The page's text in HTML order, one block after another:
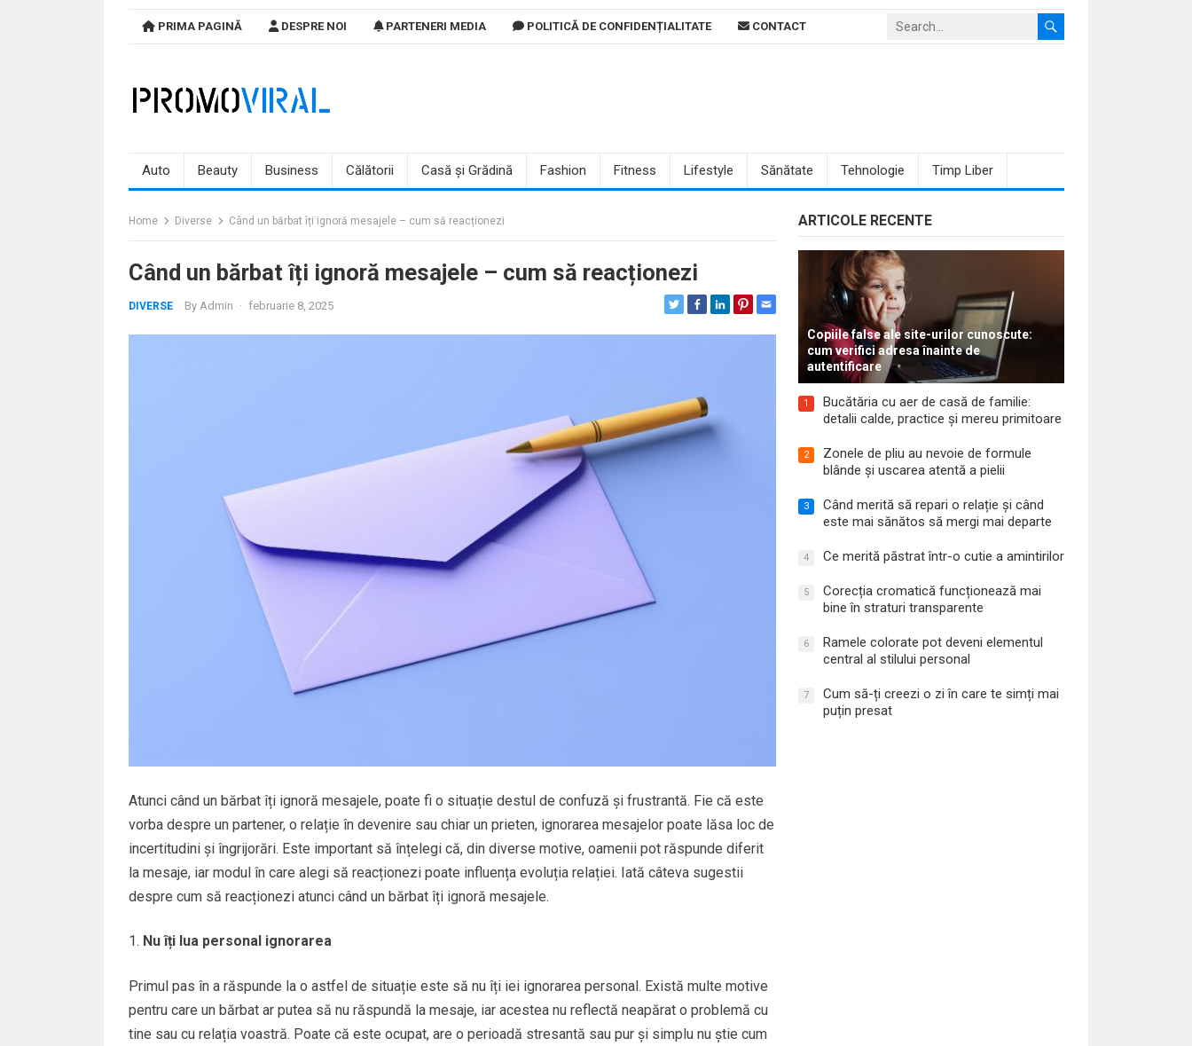
PRIMA PAGINĂ DESPRE NOI PARTENERI MEDIA POLITICĂ DE CONFIDENȚIALITATE CONTACT
Auto Beauty Business Călătorii Casă și Grădină Fashion Fitness Lifestyle Sănătate Tehnologie Timp Liber
Home Diverse Când un bărbat îți ignoră mesajele – cum să reacționezi
Când un bărbat îți ignoră mesajele – cum să reacționezi
DIVERSE By Admin · februarie 8, 2025
Atunci când un bărbat îți ignoră mesajele, poate fi o situație destul de confuză și frustrantă. Fie că este
vorba despre un partener, o relație în devenire sau chiar un prieten, ignorarea mesajelor poate lăsa loc de
incertitudini și îngrijorări. Este important să înțelegi că, din diverse motive, oamenii pot răspunde diferit
la mesaje, iar modul în care alegi să reacționezi poate influența evoluția relației. Iată câteva sugestii
despre cum să reacționezi atunci când un bărbat îți ignoră mesajele.
Nu îți lua personal ignorarea
Primul pas în a răspunde la o astfel de situație este să nu îți iei ignorarea personal. Există multe motive
pentru care un bărbat ar putea să nu răspundă la mesaje, iar acestea nu reflectă neapărat o problemă cu
tine sau cu relația voastră. Poate că este ocupat, are o perioadă stresantă sau pur și simplu nu știe cum
ARTICOLE RECENTE
Copiile false ale site-urilor cunoscute:
cum verifici adresa înainte de
autentificare
1
Bucătăria cu aer de casă de familie:
detalii calde, practice și mereu primitoare
2
Zonele de pliu au nevoie de formule
blânde și uscarea atentă a pielii
3
Când merită să repari o relație și când
este mai sănătos să mergi mai departe
4 Ce merită păstrat într-o cutie a amintirilor
5
Corecția cromatică funcționează mai
bine în straturi transparente
6
Ramele colorate pot deveni elementul
central al stilului personal
7
Cum să-ți creezi o zi în care te simți mai
puțin presat